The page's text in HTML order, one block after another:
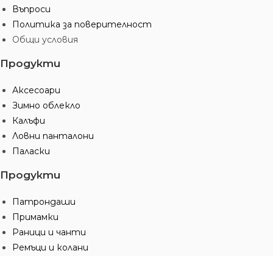
Въпроси
Политика за поверителност
Общи условия
Продукти
Аксесоари
Зимно облекло
Калъфи
Ловни панталони
Паласки
Продукти
Патрондаши
Примамки
Раници и чанти
Ремъци и колани